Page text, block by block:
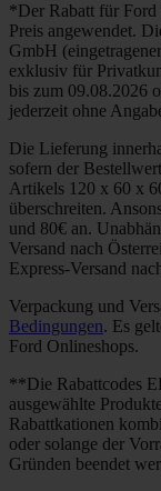
*Der Rabatt für Ford
Preis angewendet.
GmbH
exklusiv für
bis zum 09.08.2026
jederzeit ohne
Die Lieferung
sofern der
Artikels 120 x 60 x
überschreiten.
und 80€ an.
Versand nach
Express-Versand
Verpackung und
Bedingungen. Es
Ford Onlineshops.
**Die Rabattcodes
ausgewählte
Rabattkationen
oder solange der
Gründen beendet